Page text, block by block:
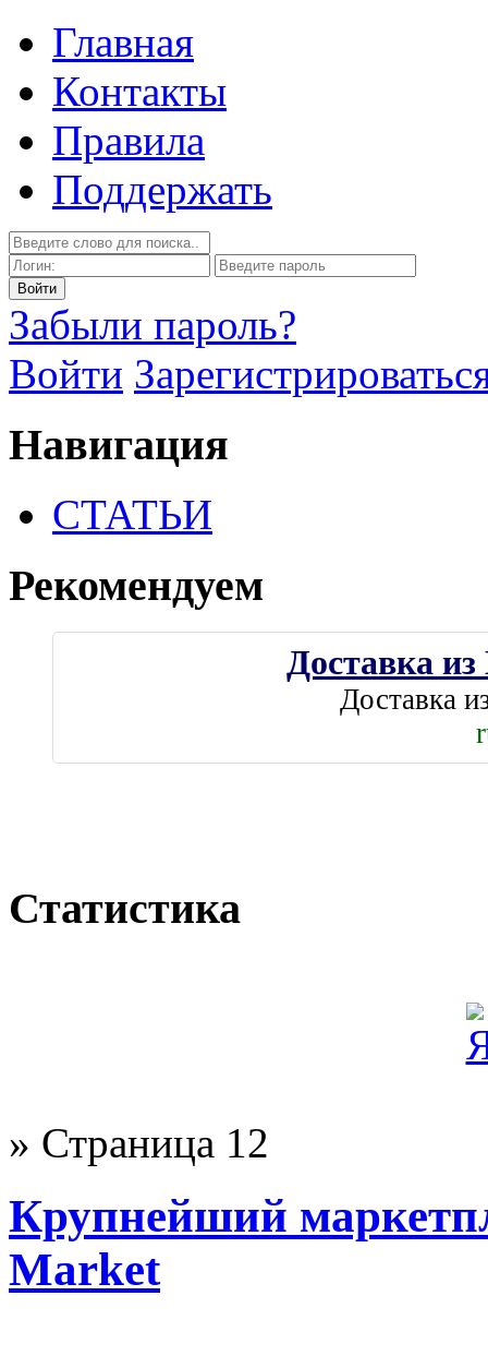
Главная
Контакты
Правила
Поддержать
Забыли пароль?
Войти
Навигация
СТАТЬИ
Рекомендуем
Доставка
Доставка
Статистика
» Страница 12
Крупнейший
Market